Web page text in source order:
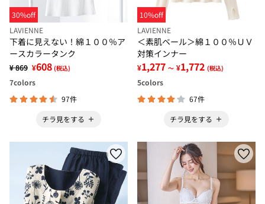
30%off
LAVIENNE
下着に見えない！綿１００％ア
ースカラータンク
¥ 869 ¥608 (税込)
7colors
97件
チラ見をする
10%off
LAVIENNE
＜素肌ベール＞綿１００％ＵＶ
対策インナー
¥1,277 ～ ¥1,772 (税込)
5colors
67件
チラ見をする